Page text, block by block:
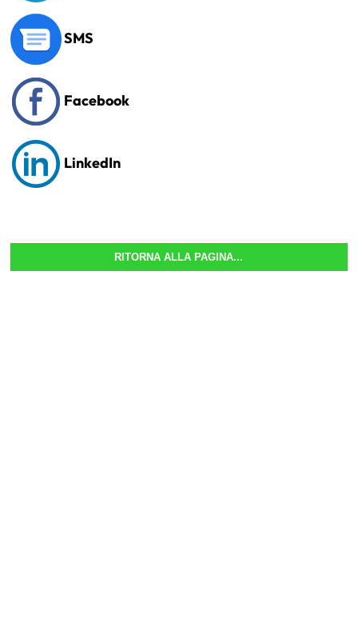
SMS
Facebook
LinkedIn
RITORNA ALLA PAGINA...